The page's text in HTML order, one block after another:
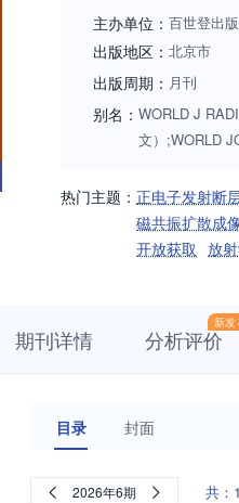
主办单位： 百世登出
出版地区： 北京市
出版周期： 月刊
别名： WORLD J
文）;WORLD
热门主题： 正电子发射断
磁共振扩散成
开放获取
放
期刊详情
新
分析评价
目录 封面
2026年6期 共：